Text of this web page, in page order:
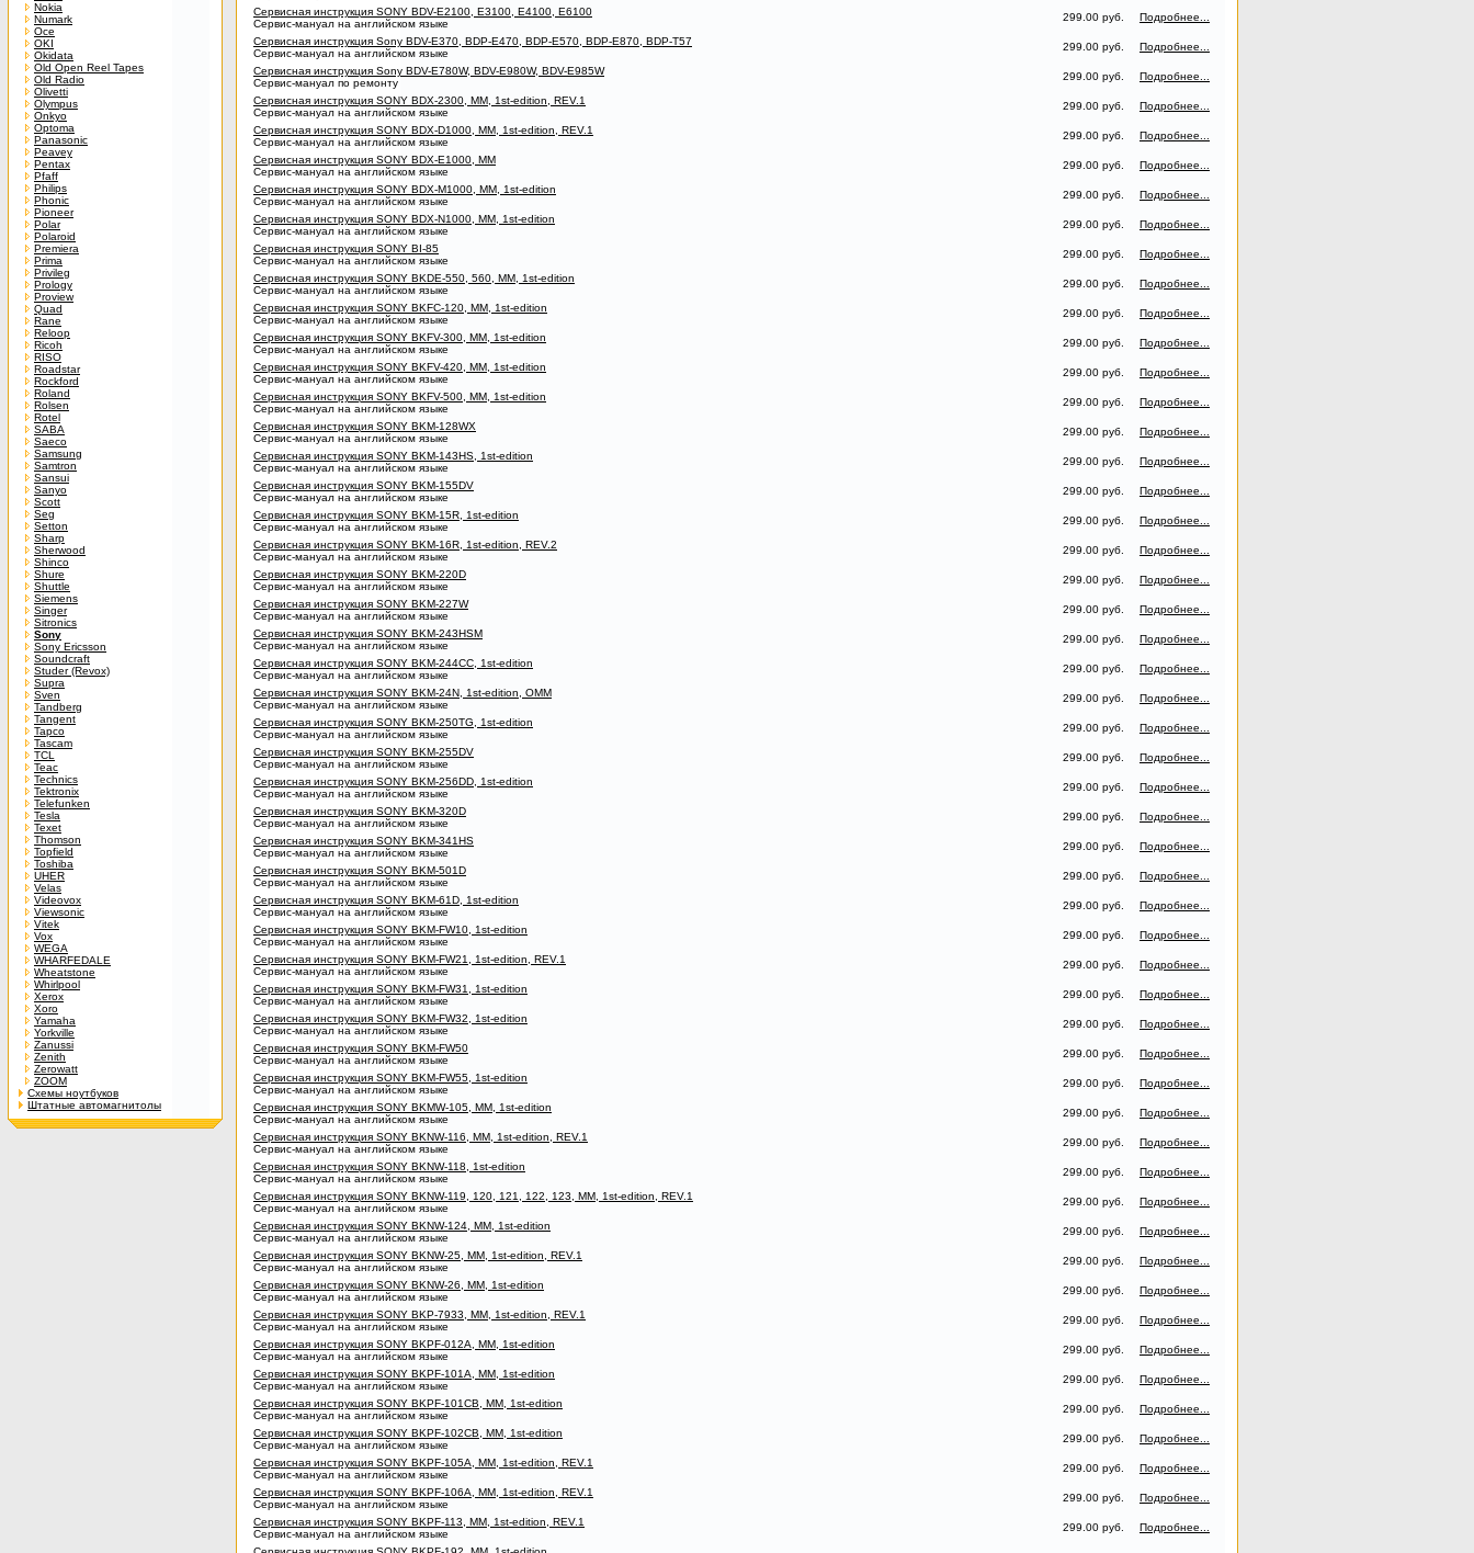
Nokia
Numark
Oce
OKI
Okidata
Old Open Reel Tapes
Old Radio
Olivetti
Olympus
Onkyo
Optoma
Panasonic
Peavey
Pentax
Pfaff
Philips
Phonic
Pioneer
Polar
Polaroid
Premiera
Prima
Privileg
Prology
Proview
Quad
Rane
Reloop
Ricoh
RISO
Roadstar
Rockford
Roland
Rolsen
Rotel
SABA
Saeco
Samsung
Samtron
Sansui
Sanyo
Scott
Seg
Setton
Sharp
Sherwood
Shinco
Shure
Shuttle
Siemens
Singer
Sitronics
Sony
Sony Ericsson
Soundcraft
Studer (Revox)
Supra
Sven
Tandberg
Tangent
Tapco
Tascam
TCL
Teac
Technics
Tektronix
Telefunken
Tesla
Texet
Thomson
Topfield
Toshiba
UHER
Velas
Videovox
Viewsonic
Vitek
Vox
WEGA
WHARFEDALE
Wheatstone
Whirlpool
Xerox
Xoro
Yamaha
Yorkville
Zanussi
Zenith
Zerowatt
ZOOM
Схемы ноутбуков
Штатные автомагнитолы
Сервисная инструкция SONY BDV-E2100, E3100, E4100, E6100
Сервис-мануал на английском языке
299.00 руб.
Подробнее...
Сервисная инструкция Sony BDV-E370, BDP-E470, BDP-E570, BDP-E870, BDP-T57
Сервис-мануал на английском языке
299.00 руб.
Подробнее...
Сервисная инструкция Sony BDV-E780W, BDV-E980W, BDV-E985W
Сервис-мануал по ремонту
299.00 руб.
Подробнее...
Сервисная инструкция SONY BDX-2300, MM, 1st-edition, REV.1
Сервис-мануал на английском языке
299.00 руб.
Подробнее...
Сервисная инструкция SONY BDX-D1000, MM, 1st-edition, REV.1
Сервис-мануал на английском языке
299.00 руб.
Подробнее...
Сервисная инструкция SONY BDX-E1000, MM
Сервис-мануал на английском языке
299.00 руб.
Подробнее...
Сервисная инструкция SONY BDX-M1000, MM, 1st-edition
Сервис-мануал на английском языке
299.00 руб.
Подробнее...
Сервисная инструкция SONY BDX-N1000, MM, 1st-edition
Сервис-мануал на английском языке
299.00 руб.
Подробнее...
Сервисная инструкция SONY BI-85
Сервис-мануал на английском языке
299.00 руб.
Подробнее...
Сервисная инструкция SONY BKDE-550, 560, MM, 1st-edition
Сервис-мануал на английском языке
299.00 руб.
Подробнее...
Сервисная инструкция SONY BKFC-120, MM, 1st-edition
Сервис-мануал на английском языке
299.00 руб.
Подробнее...
Сервисная инструкция SONY BKFV-300, MM, 1st-edition
Сервис-мануал на английском языке
299.00 руб.
Подробнее...
Сервисная инструкция SONY BKFV-420, MM, 1st-edition
Сервис-мануал на английском языке
299.00 руб.
Подробнее...
Сервисная инструкция SONY BKFV-500, MM, 1st-edition
Сервис-мануал на английском языке
299.00 руб.
Подробнее...
Сервисная инструкция SONY BKM-128WX
Сервис-мануал на английском языке
299.00 руб.
Подробнее...
Сервисная инструкция SONY BKM-143HS, 1st-edition
Сервис-мануал на английском языке
299.00 руб.
Подробнее...
Сервисная инструкция SONY BKM-155DV
Сервис-мануал на английском языке
299.00 руб.
Подробнее...
Сервисная инструкция SONY BKM-15R, 1st-edition
Сервис-мануал на английском языке
299.00 руб.
Подробнее...
Сервисная инструкция SONY BKM-16R, 1st-edition, REV.2
Сервис-мануал на английском языке
299.00 руб.
Подробнее...
Сервисная инструкция SONY BKM-220D
Сервис-мануал на английском языке
299.00 руб.
Подробнее...
Сервисная инструкция SONY BKM-227W
Сервис-мануал на английском языке
299.00 руб.
Подробнее...
Сервисная инструкция SONY BKM-243HSM
Сервис-мануал на английском языке
299.00 руб.
Подробнее...
Сервисная инструкция SONY BKM-244CC, 1st-edition
Сервис-мануал на английском языке
299.00 руб.
Подробнее...
Сервисная инструкция SONY BKM-24N, 1st-edition, OMM
Сервис-мануал на английском языке
299.00 руб.
Подробнее...
Сервисная инструкция SONY BKM-250TG, 1st-edition
Сервис-мануал на английском языке
299.00 руб.
Подробнее...
Сервисная инструкция SONY BKM-255DV
Сервис-мануал на английском языке
299.00 руб.
Подробнее...
Сервисная инструкция SONY BKM-256DD, 1st-edition
Сервис-мануал на английском языке
299.00 руб.
Подробнее...
Сервисная инструкция SONY BKM-320D
Сервис-мануал на английском языке
299.00 руб.
Подробнее...
Сервисная инструкция SONY BKM-341HS
Сервис-мануал на английском языке
299.00 руб.
Подробнее...
Сервисная инструкция SONY BKM-501D
Сервис-мануал на английском языке
299.00 руб.
Подробнее...
Сервисная инструкция SONY BKM-61D, 1st-edition
Сервис-мануал на английском языке
299.00 руб.
Подробнее...
Сервисная инструкция SONY BKM-FW10, 1st-edition
Сервис-мануал на английском языке
299.00 руб.
Подробнее...
Сервисная инструкция SONY BKM-FW21, 1st-edition, REV.1
Сервис-мануал на английском языке
299.00 руб.
Подробнее...
Сервисная инструкция SONY BKM-FW31, 1st-edition
Сервис-мануал на английском языке
299.00 руб.
Подробнее...
Сервисная инструкция SONY BKM-FW32, 1st-edition
Сервис-мануал на английском языке
299.00 руб.
Подробнее...
Сервисная инструкция SONY BKM-FW50
Сервис-мануал на английском языке
299.00 руб.
Подробнее...
Сервисная инструкция SONY BKM-FW55, 1st-edition
Сервис-мануал на английском языке
299.00 руб.
Подробнее...
Сервисная инструкция SONY BKMW-105, MM, 1st-edition
Сервис-мануал на английском языке
299.00 руб.
Подробнее...
Сервисная инструкция SONY BKNW-116, MM, 1st-edition, REV.1
Сервис-мануал на английском языке
299.00 руб.
Подробнее...
Сервисная инструкция SONY BKNW-118, 1st-edition
Сервис-мануал на английском языке
299.00 руб.
Подробнее...
Сервисная инструкция SONY BKNW-119, 120, 121, 122, 123, MM, 1st-edition, REV.1
Сервис-мануал на английском языке
299.00 руб.
Подробнее...
Сервисная инструкция SONY BKNW-124, MM, 1st-edition
Сервис-мануал на английском языке
299.00 руб.
Подробнее...
Сервисная инструкция SONY BKNW-25, MM, 1st-edition, REV.1
Сервис-мануал на английском языке
299.00 руб.
Подробнее...
Сервисная инструкция SONY BKNW-26, MM, 1st-edition
Сервис-мануал на английском языке
299.00 руб.
Подробнее...
Сервисная инструкция SONY BKP-7933, MM, 1st-edition, REV.1
Сервис-мануал на английском языке
299.00 руб.
Подробнее...
Сервисная инструкция SONY BKPF-012A, MM, 1st-edition
Сервис-мануал на английском языке
299.00 руб.
Подробнее...
Сервисная инструкция SONY BKPF-101A, MM, 1st-edition
Сервис-мануал на английском языке
299.00 руб.
Подробнее...
Сервисная инструкция SONY BKPF-101CB, MM, 1st-edition
Сервис-мануал на английском языке
299.00 руб.
Подробнее...
Сервисная инструкция SONY BKPF-102CB, MM, 1st-edition
Сервис-мануал на английском языке
299.00 руб.
Подробнее...
Сервисная инструкция SONY BKPF-105A, MM, 1st-edition, REV.1
Сервис-мануал на английском языке
299.00 руб.
Подробнее...
Сервисная инструкция SONY BKPF-106A, MM, 1st-edition, REV.1
Сервис-мануал на английском языке
299.00 руб.
Подробнее...
Сервисная инструкция SONY BKPF-113, MM, 1st-edition, REV.1
Сервис-мануал на английском языке
299.00 руб.
Подробнее...